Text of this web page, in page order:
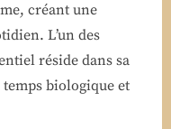
créant une
L’un des
réside dans sa
biologique et